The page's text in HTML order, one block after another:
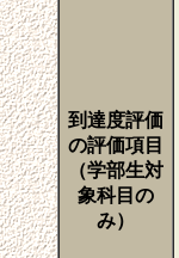
到達度評価
の評価項目
（学部生対
象科目の
み）